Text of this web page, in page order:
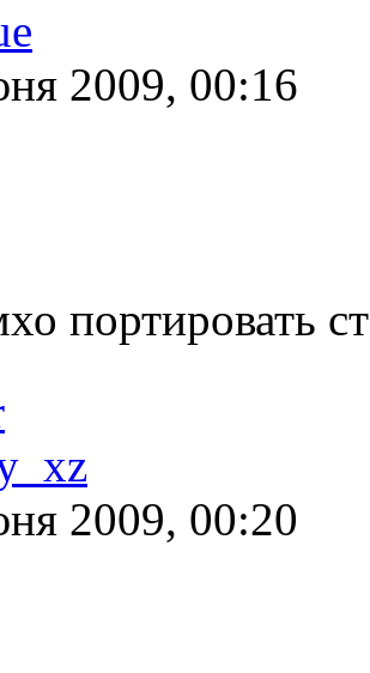
2009, 00:16
портировать
2009, 00:20